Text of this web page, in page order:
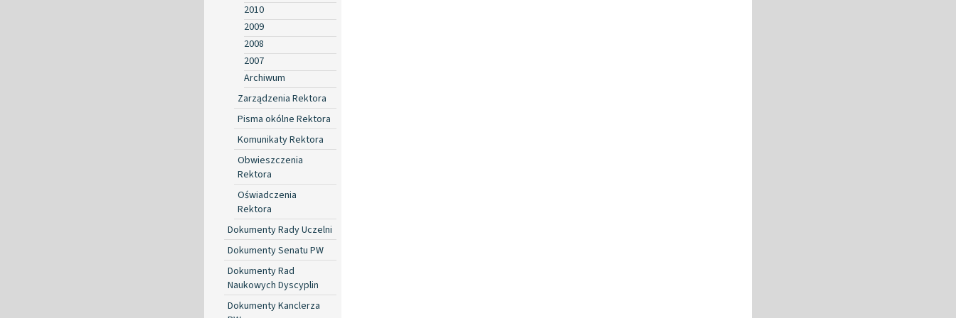
2010
2009
2008
2007
Archiwum
Zarządzenia Rektora
Pisma okólne Rektora
Komunikaty Rektora
Obwieszczenia
Rektora
Oświadczenia
Rektora
Dokumenty Rady Uczelni
Dokumenty Senatu PW
Dokumenty Rad
Naukowych Dyscyplin
Dokumenty Kanclerza